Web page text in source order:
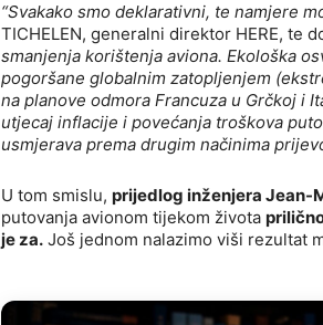
“Svakako smo deklarativni, te namjere
TICHELEN, generalni direktor HERE, te
smanjenja korištenja aviona. Ekološka
pogoršane globalnim zatopljenjem
na planove odmora Francuza u Grčkoj i
utjecaj inflacije i povećanja troškova
usmjerava prema drugim načinima
U tom smislu, prijedlog inženjera Jean-
putovanja avionom tijekom života
je za. Još jednom nalazimo viši rezultat